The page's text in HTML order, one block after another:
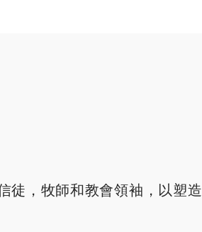
徒，牧師和教會領袖，以塑造